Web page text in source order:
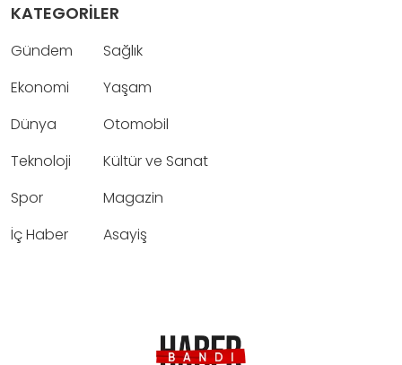
KATEGORİLER
Gündem
Ekonomi
Dünya
Teknoloji
Spor
İç Haber
Sağlık
Yaşam
Otomobil
Kültür ve Sanat
Magazin
Asayiş